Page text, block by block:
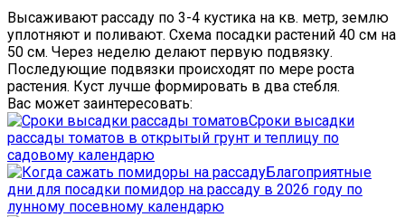
Высаживают рассаду по 3-4 кустика на кв. метр, землю
уплотняют и поливают. Схема посадки растений 40 см на
50 см. Через неделю делают первую подвязку.
Последующие подвязки происходят по мере роста
растения. Куст лучше формировать в два стебля.
Вас может заинтересовать:
Сроки высадки
рассады томатов в открытый грунт и теплицу по
садовому календарю
Благоприятные
дни для посадки помидор на рассаду в 2026 году по
лунному посевному календарю